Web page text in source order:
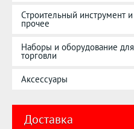
Строительный инструмент и
прочее
Наборы и оборудование для
торговли
Аксессуары
Доставка